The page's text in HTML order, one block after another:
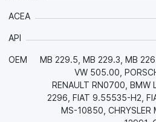
сочетании с превосходной
режимах движения "Start-stop" и
- За счет превосходных моюще-
и высочайшей
эффективно борется со всеми
поддерживает в чистоте детали
всего интервала между заменами;
- Применяется в двигателях с
ACEA
API
OEM
MB 229.5, MB 229.3, MB
VW 505.00,
RENAULT RN0700, BMW
2296, FIAT 9.55535-H2,
MS-10850, CHRYSLER